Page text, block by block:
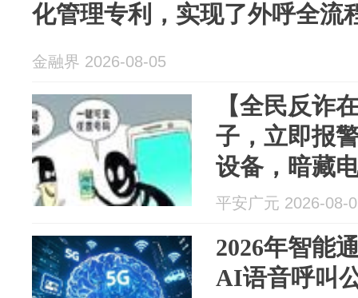
化管理专利，实现了外呼全流
金融界 2026-08-05
【全民反诈
子，立即报
设备，暗藏
平安广元 2026-08-
2026年智能
AI语音呼叫